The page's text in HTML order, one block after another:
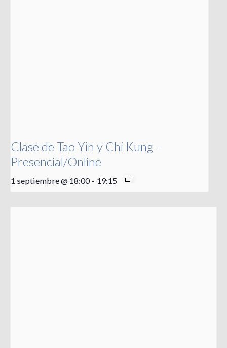
Clase de Tao Yin y Chi Kung –
Presencial/Online
1 septiembre @ 18:00 - 19:15